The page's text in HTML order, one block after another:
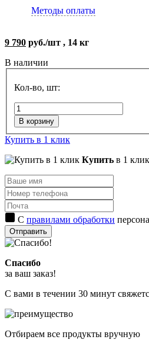
Методы оплаты
9 790 руб./шт , 14 кг
В наличии
Кол-во, шт:
В корзину
Купить в 1 клик
Купить в 1 клик
С правилами обработки
Отправить
Спасибо
за ваш заказ!
С вами в течении 30 минут
Отбираем все продукты вручную